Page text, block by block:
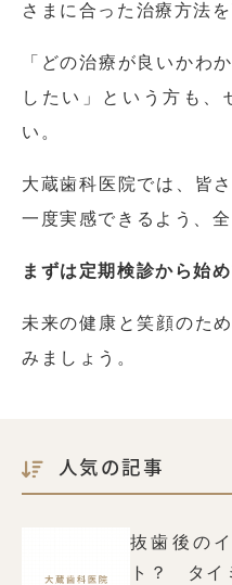
さまに合った治療方法
「どの治療が良いかわ
したい」という方も、
い。
大蔵歯科医院では、皆
一度実感できるよう、
まずは定期検診から始
未来の健康と笑顔のた
みましょう。
人気の記事
抜歯後の
ト？ タイ